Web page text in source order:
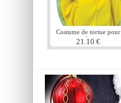
Costume de tortue pour
enfants
21.10 €